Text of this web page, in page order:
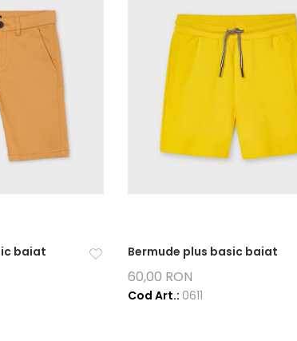
baiat Bermude plus basic baiat
60,00 RON
Cod Art.: 0611